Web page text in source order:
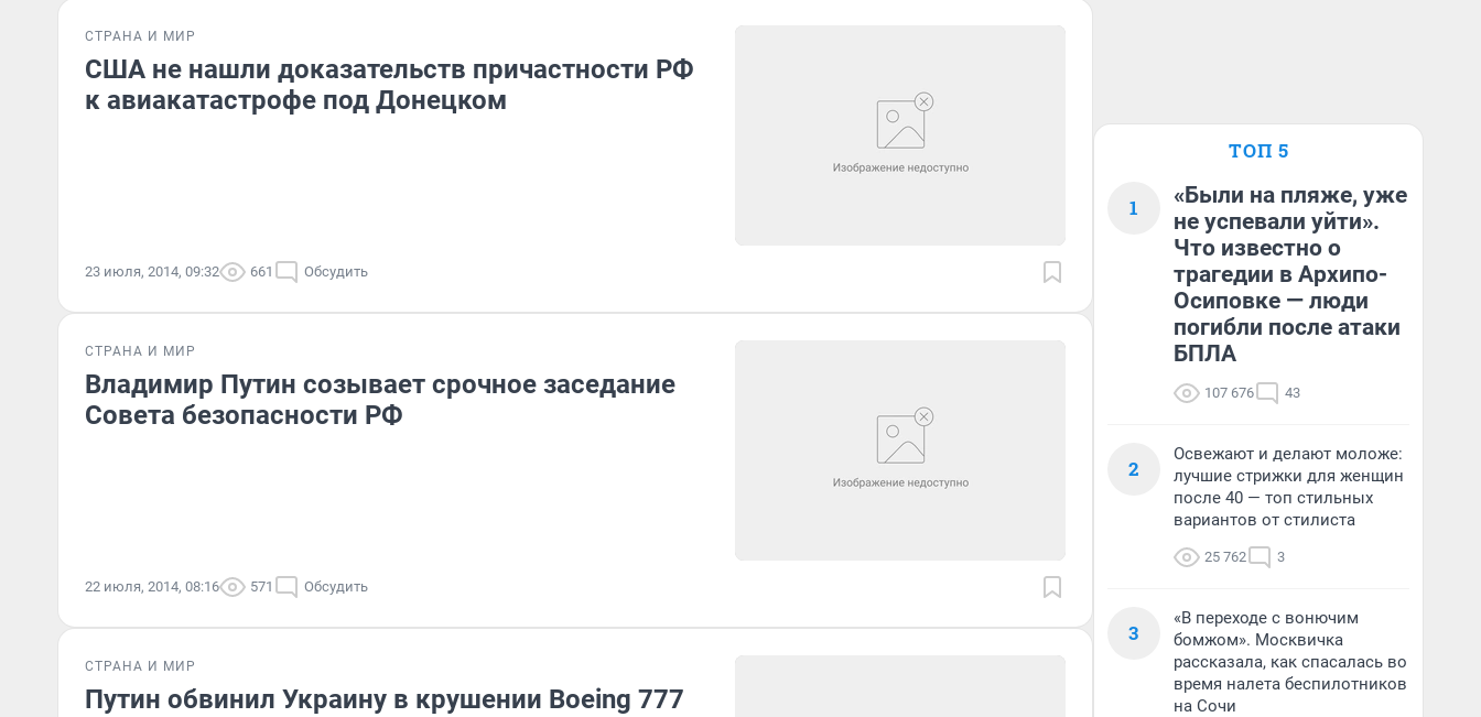
СТРАНА И МИР
США не нашли доказательств причастности РФ
к авиакатастрофе под Донецком
23 июля, 2014, 09:32 661 Обсудить
СТРАНА И МИР
Владимир Путин созывает срочное заседание
Совета безопасности РФ
22 июля, 2014, 08:16 571 Обсудить
СТРАНА И МИР
Путин обвинил Украину в крушении Boeing 777
ТОП 5
1
«Были на пляже, уже
не успевали уйти».
Что известно о
трагедии в Архипо-
Осиповке — люди
погибли после атаки
БПЛА
107 676 43
2
Освежают и делают моложе:
лучшие стрижки для женщин
после 40 — топ стильных
вариантов от стилиста
25 762 3
3
«В переходе с вонючим
бомжом». Москвичка
рассказала, как спасалась во
время налета беспилотников
на Сочи